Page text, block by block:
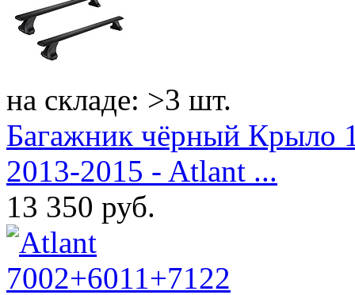
на складе: >3 шт.
Багажник чёрный Крыло
2013-2015 - Atlant ...
13 350 руб.